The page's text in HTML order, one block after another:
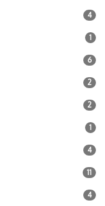
4
1
6
2
2
1
4
11
4